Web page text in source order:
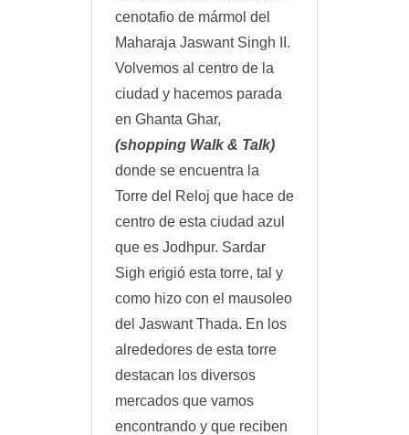
cenotafio de mármol del
Maharaja Jaswant Singh II.
Volvemos al centro de la
ciudad y hacemos parada
en Ghanta Ghar,
(shopping Walk & Talk)
donde se encuentra la
Torre del Reloj que hace de
centro de esta ciudad azul
que es Jodhpur. Sardar
Sigh erigió esta torre, tal y
como hizo con el mausoleo
del Jaswant Thada. En los
alrededores de esta torre
destacan los diversos
mercados que vamos
encontrando y que reciben